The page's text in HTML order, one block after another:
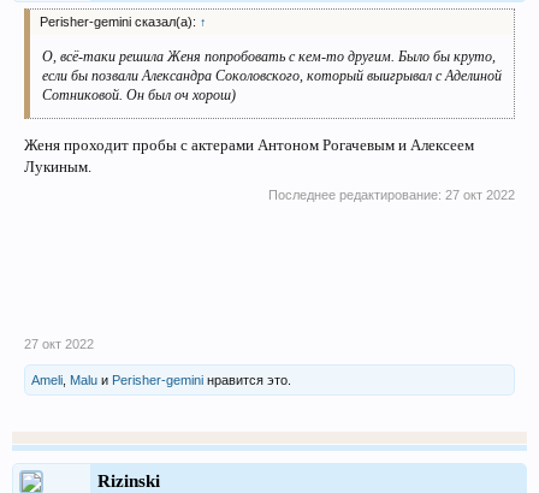
Perisher-gemini сказал(а): ↑
О, всё-таки решила Женя попробовать с кем-то другим. Было бы круто,
если бы позвали Александра Соколовского, который выигрывал с Аделиной
Сотниковой. Он был оч хорош)
Женя проходит пробы с актерами Антоном Рогачевым и Алексеем
Лукиным.
Последнее редактирование: 27 окт 2022
27 окт 2022
Ameli Malu и Perisher-gemini нравится это.
Rizinski